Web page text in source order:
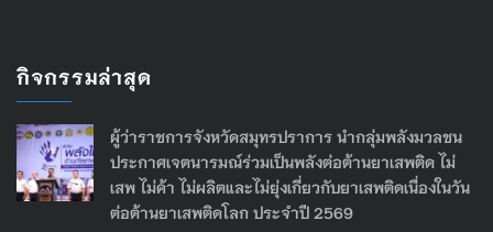
กิจกรรมล่าสุด
ผู้ว่าราชการจังหวัดสมุทรปราการ นำกลุ่มพลังมวลชน
ประกาศเจตนารมณ์ร่วมเป็นพลังต่อต้านยาเสพติด ไม่
เสพ ไม่ค้า ไม่ผลิตและไม่ยุ่งเกี่ยวกับยาเสพติดเนื่องในวัน
ต่อต้านยาเสพติดโลก ประจำปี 2569